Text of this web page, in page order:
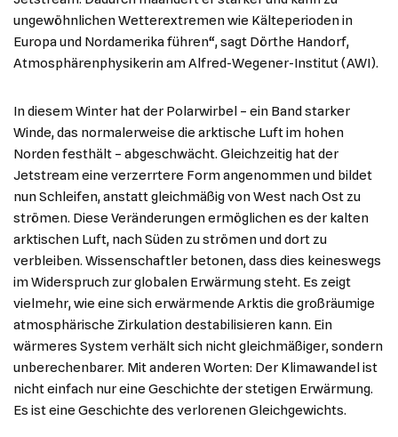
ungewöhnlichen Wetterextremen wie Kälteperioden in
Europa und Nordamerika führen“, sagt Dörthe Handorf,
Atmosphärenphysikerin am Alfred-Wegener-Institut (AWI).
In diesem Winter hat der Polarwirbel – ein Band starker
Winde, das normalerweise die arktische Luft im hohen
Norden festhält – abgeschwächt. Gleichzeitig hat der
Jetstream eine verzerrtere Form angenommen und bildet
nun Schleifen, anstatt gleichmäßig von West nach Ost zu
strömen. Diese Veränderungen ermöglichen es der kalten
arktischen Luft, nach Süden zu strömen und dort zu
verbleiben. Wissenschaftler betonen, dass dies keineswegs
im Widerspruch zur globalen Erwärmung steht. Es zeigt
vielmehr, wie eine sich erwärmende Arktis die großräumige
atmosphärische Zirkulation destabilisieren kann. Ein
wärmeres System verhält sich nicht gleichmäßiger, sondern
unberechenbarer. Mit anderen Worten: Der Klimawandel ist
nicht einfach nur eine Geschichte der stetigen Erwärmung.
Es ist eine Geschichte des verlorenen Gleichgewichts.